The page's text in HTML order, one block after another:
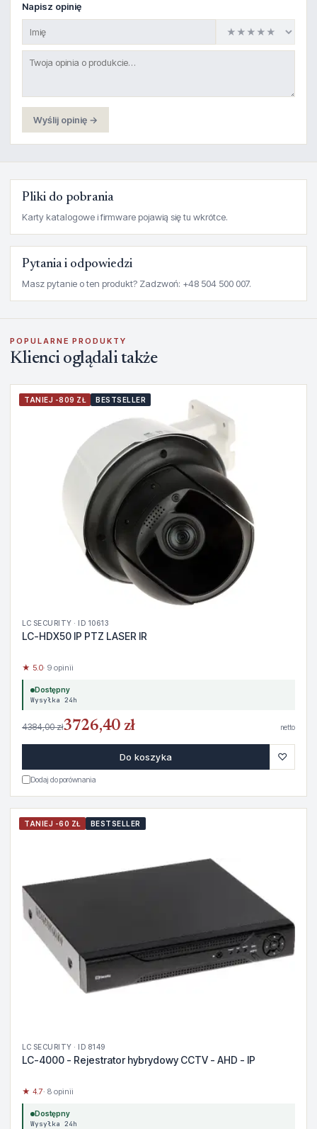
Napisz opinię
Wyślij opinię →
Pliki do pobrania
Karty katalogowe i firmware pojawią się tu wkrótce.
Pytania i odpowiedzi
Masz pytanie o ten produkt? Zadzwoń: +48 504 500 007.
POPULARNE PRODUKTY
Klienci oglądali także
TANIEJ -809 ZŁ BESTSELLER
LC SECURITY · ID 10613
LC-HDX50 IP PTZ LASER IR
★ 5.0· 9 opinii
Dostępny
Wysyłka 24h
4384,00 zł3726,40 zł netto
Do koszyka ♡
Dodaj do porównania
TANIEJ -60 ZŁ BESTSELLER
LC SECURITY · ID 8149
LC-4000 - Rejestrator hybrydowy CCTV - AHD - IP
★ 4.7· 8 opinii
Dostępny
Wysyłka 24h